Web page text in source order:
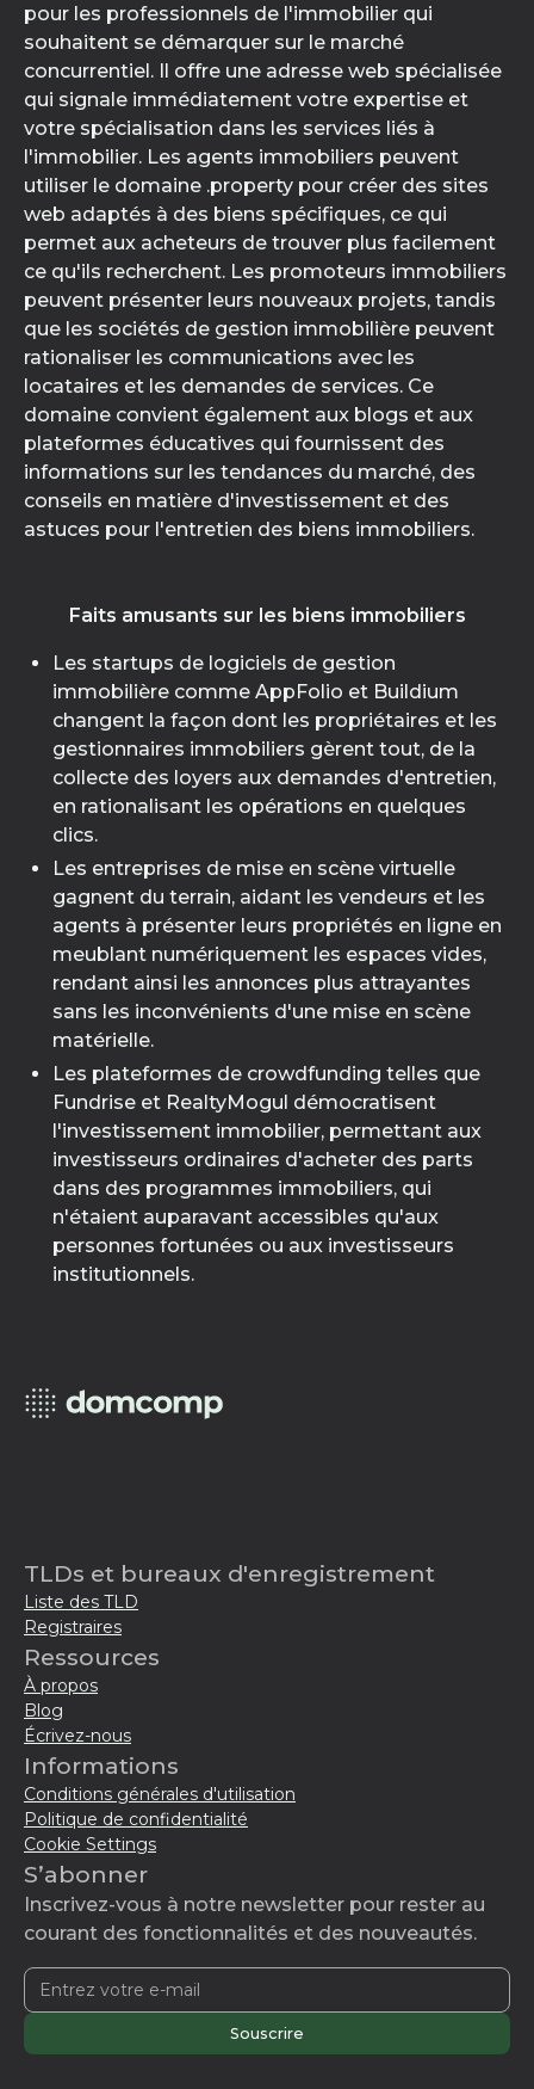
pour les professionnels de l'immobilier qui
souhaitent se démarquer sur le marché
concurrentiel. Il offre une adresse web spécialisée
qui signale immédiatement votre expertise et
votre spécialisation dans les services liés à
l'immobilier. Les agents immobiliers peuvent
utiliser le domaine .property pour créer des sites
web adaptés à des biens spécifiques, ce qui
permet aux acheteurs de trouver plus facilement
ce qu'ils recherchent. Les promoteurs immobiliers
peuvent présenter leurs nouveaux projets, tandis
que les sociétés de gestion immobilière peuvent
rationaliser les communications avec les
locataires et les demandes de services. Ce
domaine convient également aux blogs et aux
plateformes éducatives qui fournissent des
informations sur les tendances du marché, des
conseils en matière d'investissement et des
astuces pour l'entretien des biens immobiliers.
Faits amusants sur les biens immobiliers
Les startups de logiciels de gestion
immobilière comme AppFolio et Buildium
changent la façon dont les propriétaires et les
gestionnaires immobiliers gèrent tout, de la
collecte des loyers aux demandes d'entretien,
en rationalisant les opérations en quelques
clics.
Les entreprises de mise en scène virtuelle
gagnent du terrain, aidant les vendeurs et les
agents à présenter leurs propriétés en ligne en
meublant numériquement les espaces vides,
rendant ainsi les annonces plus attrayantes
sans les inconvénients d'une mise en scène
matérielle.
Les plateformes de crowdfunding telles que
Fundrise et RealtyMogul démocratisent
l'investissement immobilier, permettant aux
investisseurs ordinaires d'acheter des parts
dans des programmes immobiliers, qui
n'étaient auparavant accessibles qu'aux
personnes fortunées ou aux investisseurs
institutionnels.
TLDs et bureaux d'enregistrement
Liste des TLD
Registraires
Ressources
À propos
Blog
Écrivez-nous
Informations
Conditions générales d'utilisation
Politique de confidentialité
Cookie Settings
S’abonner
Inscrivez-vous à notre newsletter pour rester au
courant des fonctionnalités et des nouveautés.